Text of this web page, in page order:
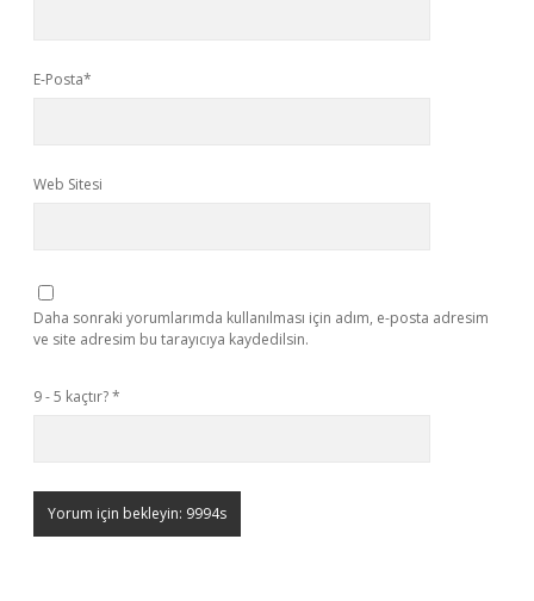
E-Posta*
Web Sitesi
Daha sonraki yorumlarımda kullanılması için adım, e-posta adresim
ve site adresim bu tarayıcıya kaydedilsin.
9 - 5 kaçtır?*